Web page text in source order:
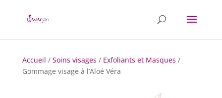
Accueil / Soins visages / Exfoliants et Masques /
Gommage visage à l’Aloé Véra